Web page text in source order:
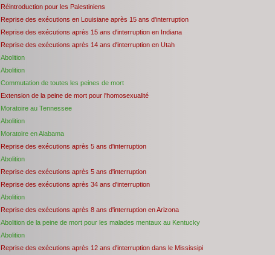
Réintroduction pour les Palestiniens
Reprise des exécutions en Louisiane après 15 ans d'interruption
Reprise des exécutions après 15 ans d'interruption en Indiana
Reprise des exécutions après 14 ans d'interruption en Utah
Abolition
Abolition
Commutation de toutes les peines de mort
Extension de la peine de mort pour l'homosexualité
Moratoire au Tennessee
Abolition
Moratoire en Alabama
Reprise des exécutions après 5 ans d'interruption
Abolition
Reprise des exécutions après 5 ans d'interruption
Reprise des exécutions après 34 ans d'interruption
Abolition
Reprise des exécutions après 8 ans d'interruption en Arizona
Abolition de la peine de mort pour les malades mentaux au Kentucky
Abolition
Reprise des exécutions après 12 ans d'interruption dans le Mississipi